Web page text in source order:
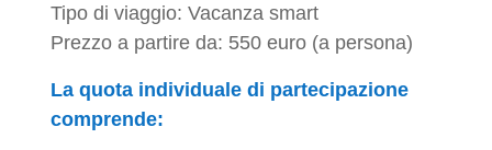
Tipo di viaggio: Vacanza smart
Prezzo a partire da: 550 euro (a persona)
La quota individuale di partecipazione
comprende: